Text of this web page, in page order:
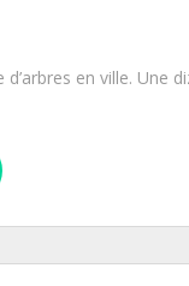
en ville. Une